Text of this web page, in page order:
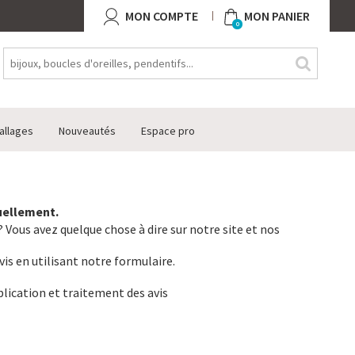
MON COMPTE 0 MON PANIER
Nouveautés Espace pro
Vous avez quelque chose à dire sur notre site et nos
en utilisant notre formulaire.
et traitement des avis